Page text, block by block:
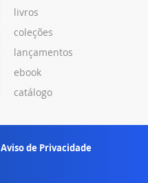
livros
coleções
lançamentos
ebook
catálogo
Aviso de Privacidade